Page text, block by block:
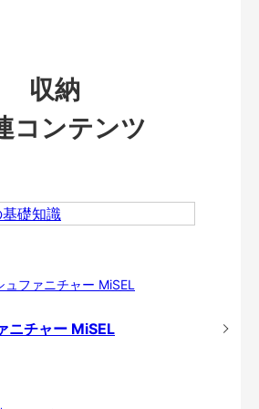
収納
コンテンツ
ニチャー MiSEL